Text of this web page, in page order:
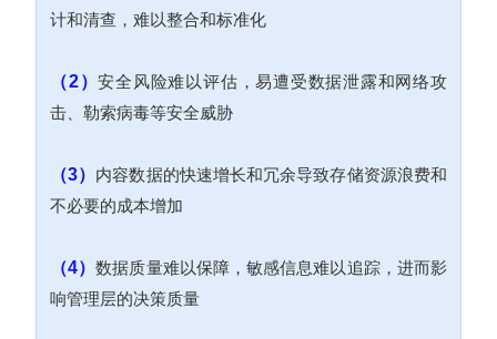
计和清查，难以整合和标准化
（2）安全风险难以评估，易遭受数据泄露和网络攻
击、勒索病毒等安全威胁
（3） 内容数据的快速增长和冗余导致存储资源浪费和
不必要的成本增加
（4）数据质量难以保障，敏感信息难以追踪，进而影
响管理层的决策质量